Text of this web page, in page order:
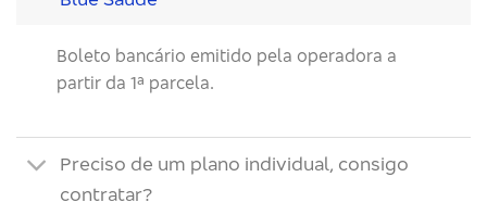
Boleto bancário emitido pela operadora a
partir da 1ª parcela.
Preciso de um plano individual, consigo
contratar?